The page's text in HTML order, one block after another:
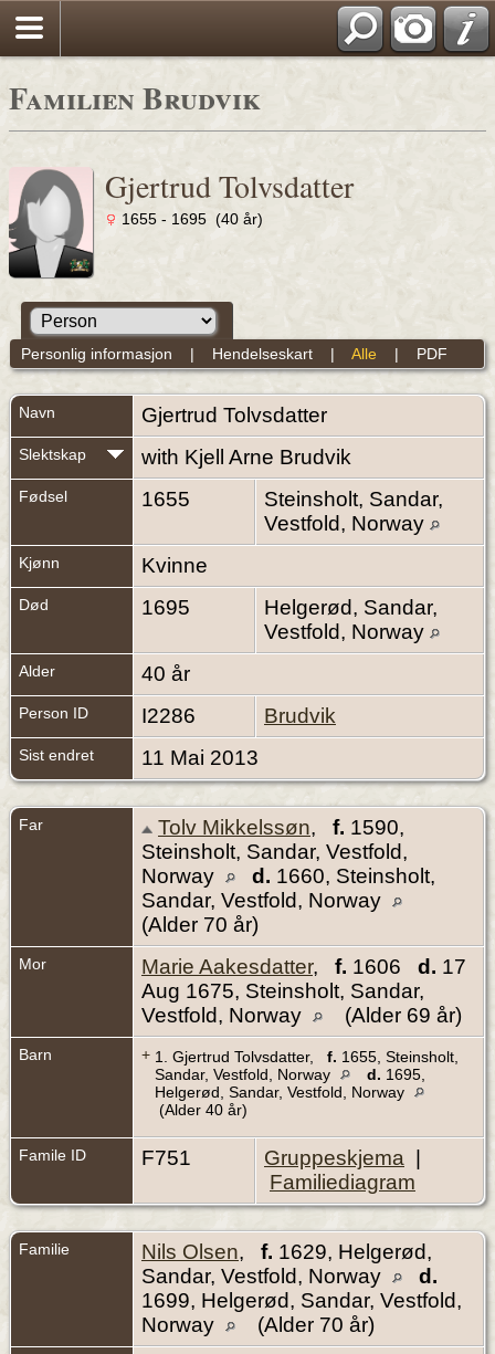
Familien Brudvik
Gjertrud Tolvsdatter
1655 - 1695 (40 år)
Personlig informasjon | Hendelseskart| Alle | PDF
Navn Gjertrud Tolvsdatter
Slektskap with Kjell Arne Brudvik
Fødsel 1655
Steinsholt, Sandar,
Vestfold, Norway
Kjønn Kvinne
Død 1695
Helgerød, Sandar,
Vestfold, Norway
Alder 40 år
Person ID I2286 Brudvik
Sist endret 11 Mai 2013
Far Tolv Mikkelssøn, f. 1590,
Steinsholt, Sandar, Vestfold,
Norway
d. 1660, Steinsholt,
Sandar, Vestfold, Norway
(Alder 70 år)
Mor Marie Aakesdatter, f. 1606 d. 17
Aug 1675, Steinsholt, Sandar,
Vestfold, Norway
(Alder 69 år)
Barn + 1. Gjertrud Tolvsdatter, f. 1655, Steinsholt,
Sandar, Vestfold, Norway
d. 1695,
Helgerød, Sandar, Vestfold, Norway
(Alder 40 år)
Famile ID F751 Gruppeskjema
Familiediagram
Familie Nils Olsen, f. 1629, Helgerød,
Sandar, Vestfold, Norway
d.
1699, Helgerød, Sandar, Vestfold,
Norway
(Alder 70 år)